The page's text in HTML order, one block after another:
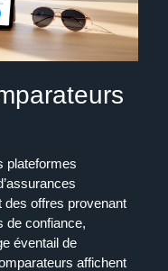
plateformes
offres provenant
de confiance,
éventail de
affichent